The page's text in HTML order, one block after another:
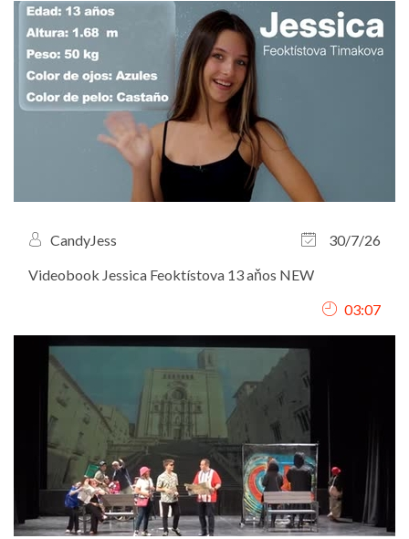
CandyJess
30/7/26
Videobook Jessica Feoktístova 13 aňos NEW
03:07